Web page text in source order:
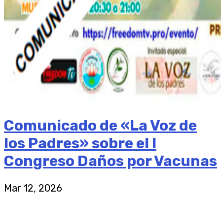
Comunicado de «La Voz de
los Padres» sobre el I
Congreso Daños por Vacunas
Mar 12, 2026